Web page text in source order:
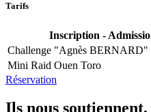
Tarifs
Inscription -
Challenge "Agnès BERNARD"
Mini Raid Ouen Toro
Réservation
Ils nous